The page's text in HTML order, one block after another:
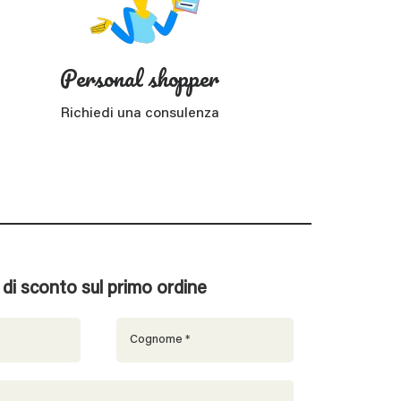
Personal shopper
Richiedi una consulenza
di sconto sul primo ordine